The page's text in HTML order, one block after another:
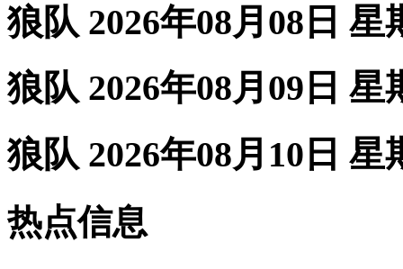
狼队 2026年08月08日 星
狼队 2026年08月09日 星
狼队 2026年08月10日 星
热点信息